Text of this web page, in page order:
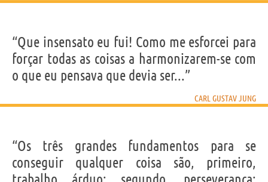
“Que insensato eu fui! Como me esforcei para
forçar todas as coisas a harmonizarem-se com
o que eu pensava que devia ser...”
CARL GUSTAV JUNG
“Os três grandes fundamentos para se
conseguir qualquer coisa são, primeiro,